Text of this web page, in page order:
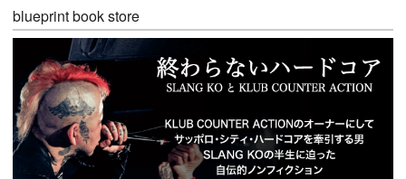
blueprint book store